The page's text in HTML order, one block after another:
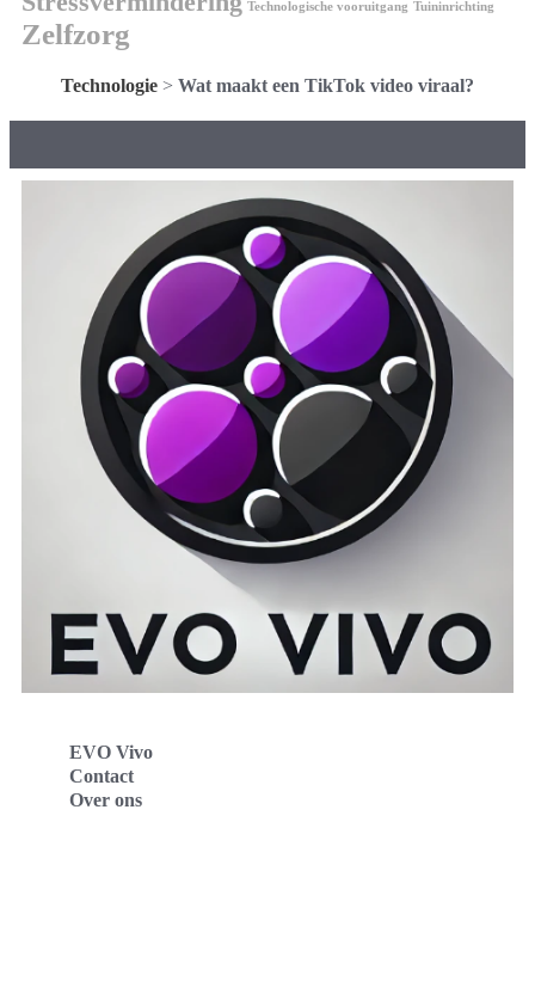
Technologische vooruitgang Tuininrichting
Zelfzorg
Technologie > Wat maakt een TikTok video viraal?
EVO Vivo
Contact
Over ons